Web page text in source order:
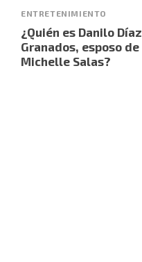
ENTRETENIMIENTO
¿Quién es Danilo Díaz
Granados, esposo de
Michelle Salas?